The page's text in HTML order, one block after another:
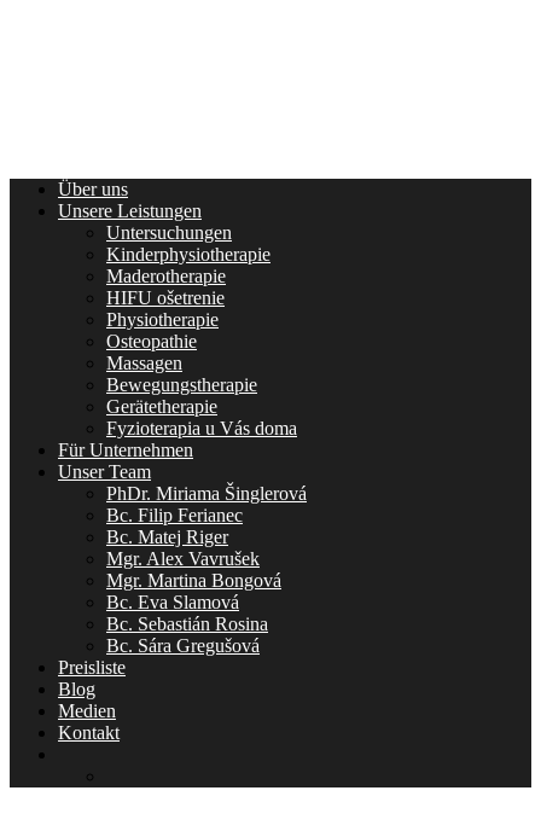
Über uns
Unsere Leistungen
Untersuchungen
Kinderphysiotherapie
Maderotherapie
HIFU ošetrenie
Physiotherapie
Osteopathie
Massagen
Bewegungstherapie
Gerätetherapie
Fyzioterapia u Vás doma
Für Unternehmen
Unser Team
PhDr. Miriama Šinglerová
Bc. Filip Ferianec
Bc. Matej Riger
Mgr. Alex Vavrušek
Mgr. Martina Bongová
Bc. Eva Slamová
Bc. Sebastián Rosina
Bc. Sára Gregušová
Preisliste
Blog
Medien
Kontakt